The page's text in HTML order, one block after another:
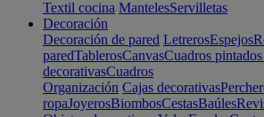
Textil cocina MantelesServilletas
Decoración
Decoración de pared LetrerosEspejos
paredTablerosCanvasCuadros
decorativasCuadros
Organización Cajas decorativas
ropaJoyerosBiombosCestasBaúles